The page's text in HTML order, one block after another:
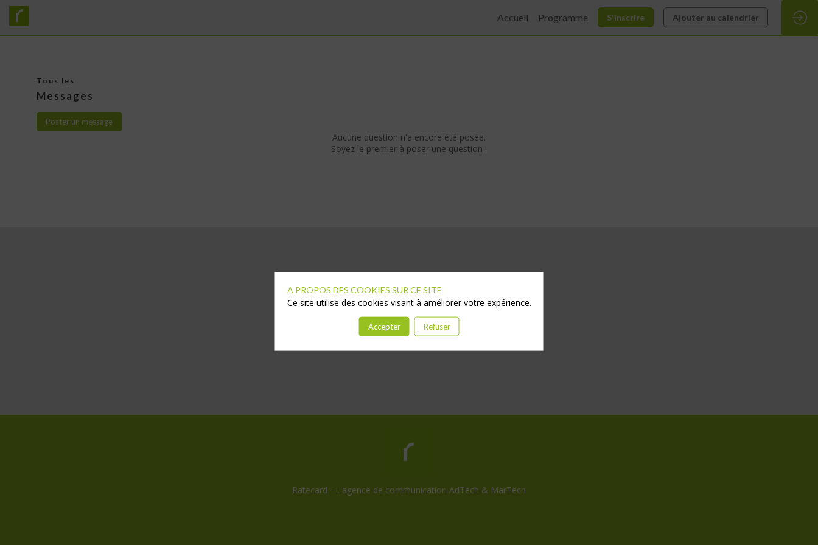
Accueil Programme S'inscrire Ajouter au calendrier
Tous les
Messages
Poster un message
Aucune question n'a encore été posée.
Soyez le premier à poser une question !
Ratecard - L'agence de communication AdTech & MarTech
A PROPOS DES COOKIES SUR CE SITE
Ce site utilise des cookies visant à améliorer votre expérience.
Accepter Refuser